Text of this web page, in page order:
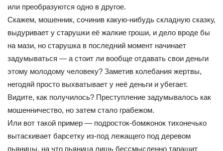
или преобразуются одно в другое.
Скажем, мошенник, сочинив какую-нибудь складную сказку,
выдуривает у старушки её жалкие гроши, и дело вроде бы
на мази, но старушка в последний момент начинает
задумываться — а стоит ли вообще отдавать свои деньги
этому молодому человеку? Заметив колебания жертвы,
негодяй просто выхватывает у неё деньги и убегает.
Видите, как получилось? Преступление задумывалось как
мошенничество, но затем стало грабежом.
Или вот такой пример — подросток-бомжонок тихонечько
вытаскивает барсетку из-под лежащего под деревом
пьяницы, на что пьяница лишь бессмысленно таращит